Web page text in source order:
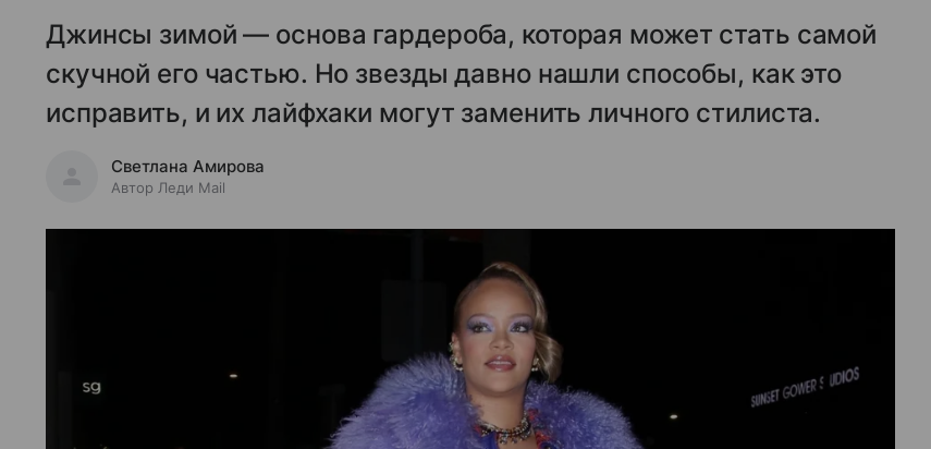
Джинсы зимой — основа гардероба, которая может стать самой
скучной его частью. Но звезды давно нашли способы, как это
исправить, и их лайфхаки могут заменить личного стилиста.
Светлана Амирова
Автор Леди Mail